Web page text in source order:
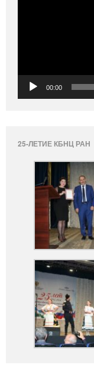
00:00
25-ЛЕТИЕ КБНЦ РАН